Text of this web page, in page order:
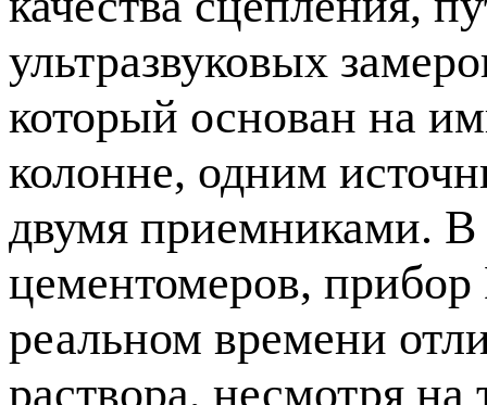
ультразвуковых
который основан на
колонне, одним
двумя приемниками. В
цементомеров,
реальном времени
раствора, несмотря